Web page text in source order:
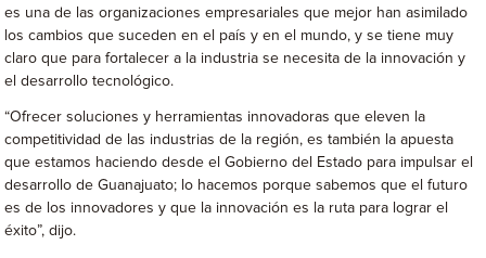
es una de las organizaciones empresariales que mejor han asimilado
los cambios que suceden en el país y en el mundo, y se tiene muy
claro que para fortalecer a la industria se necesita de la innovación y
el desarrollo tecnológico.
“Ofrecer soluciones y herramientas innovadoras que eleven la
competitividad de las industrias de la región, es también la apuesta
que estamos haciendo desde el Gobierno del Estado para impulsar el
desarrollo de Guanajuato; lo hacemos porque sabemos que el futuro
es de los innovadores y que la innovación es la ruta para lograr el
éxito”, dijo.